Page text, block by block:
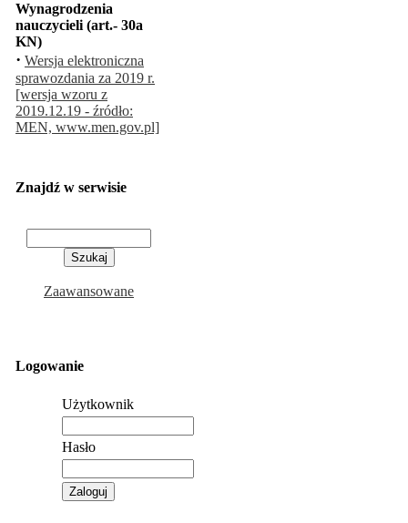
Wynagrodzenia
nauczycieli (art.- 30a
KN)
· Wersja elektroniczna
sprawozdania za 2019 r.
[wersja wzoru z
2019.12.19 - źródło:
MEN, www.men.gov.pl]
Znajdź w serwisie
Zaawansowane
Logowanie
Użytkownik
Hasło